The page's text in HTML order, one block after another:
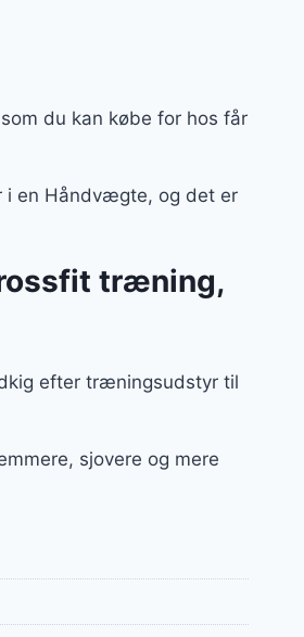
du kan købe for hos får
i en Håndvægte, og det er
træning,
efter træningsudstyr til
sjovere og mere